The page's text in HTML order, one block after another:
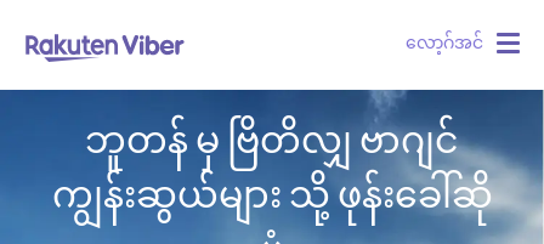
လော့ဂ်အင်
ဘူတန် မှ ဗြိတိလျှ ဗာဂျင်
ကျွန်းဆွယ်များ သို့ ဖုန်းခေါ်ဆို